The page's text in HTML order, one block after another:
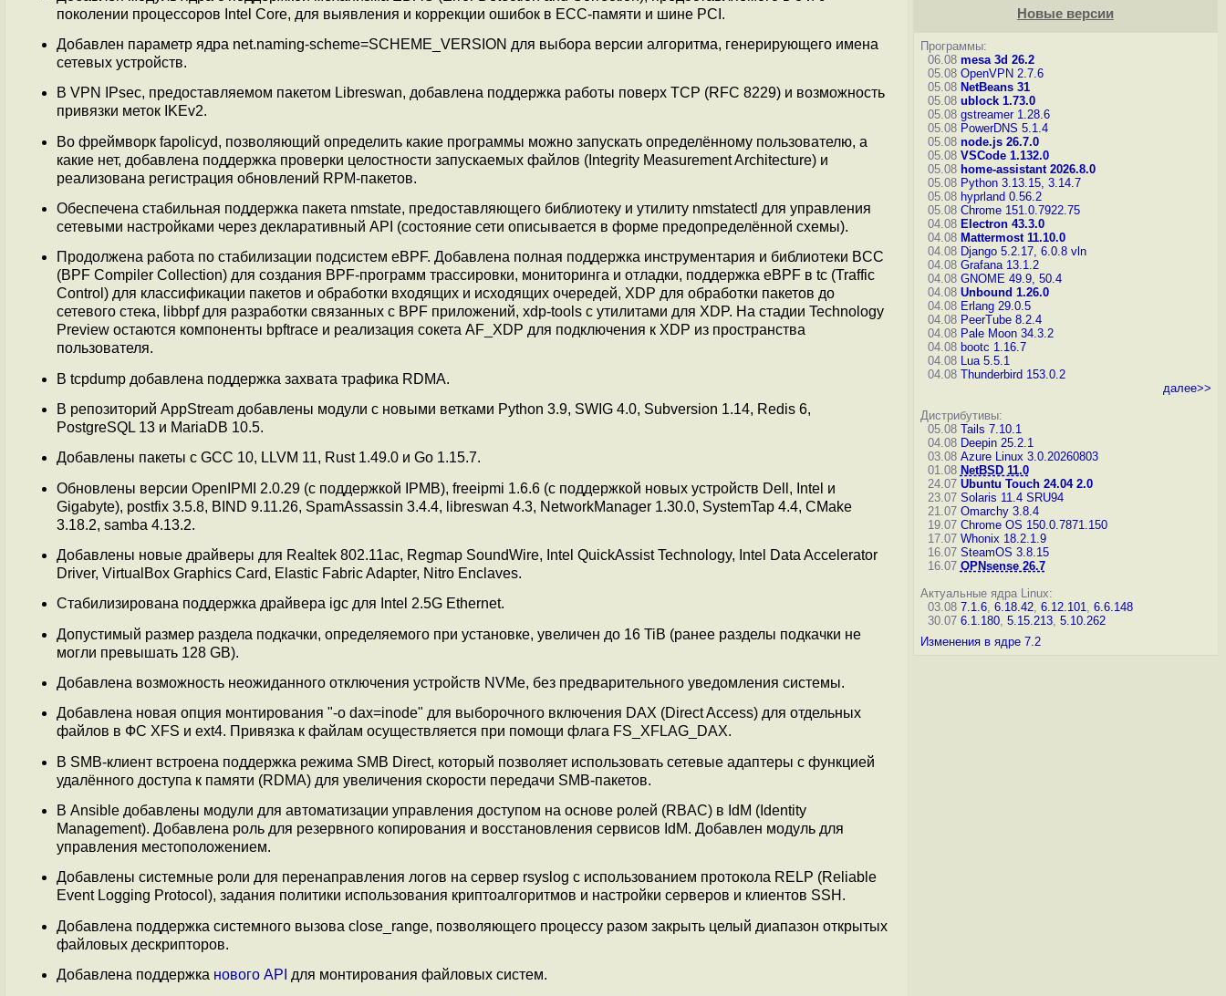
поколении процессоров Intel Core, для выявления и коррекции ошибок в ECC-памяти и шине PCI.
Добавлен параметр ядра net.naming-scheme=SCHEME_VERSION для выбора версии алгоритма, генерирующего имена
сетевых устройств.
В VPN IPsec, предоставляемом пакетом Libreswan, добавлена поддержка работы поверх TCP (RFC 8229) и возможность
привязки меток IKEv2.
Во фреймворк fapolicyd, позволяющий определить какие программы можно запускать определённому пользователю, а
какие нет, добавлена поддержка проверки целостности запускаемых файлов (Integrity Measurement Architecture) и
реализована регистрация обновлений RPM-пакетов.
Обеспечена стабильная поддержка пакета nmstate, предоставляющего библиотеку и утилиту nmstatectl для управления
сетевыми настройками через декларативный API (состояние сети описывается в форме предопределённой схемы).
Продолжена работа по стабилизации подсистем eBPF. Добавлена полная поддержка инструментария и библиотеки BCC
(BPF Compiler Collection) для создания BPF-программ трассировки, мониторинга и отладки, поддержка eBPF в tc (Traffic
Control) для классификации пакетов и обработки входящих и исходящих очередей, XDP для обработки пакетов до
сетевого стека, libbpf для разработки связанных с BPF приложений, xdp-tools с утилитами для XDP. На стадии Technology
Preview остаются компоненты bpftrace и реализация сокета AF_XDP для подключения к XDP из пространства
пользователя.
В tcpdump добавлена поддержка захвата трафика RDMA.
В репозиторий AppStream добавлены модули с новыми ветками Python 3.9, SWIG 4.0, Subversion 1.14, Redis 6,
PostgreSQL 13 и MariaDB 10.5.
Добавлены пакеты с GCC 10, LLVM 11, Rust 1.49.0 и Go 1.15.7.
Обновлены версии OpenIPMI 2.0.29 (с поддержкой IPMB), freeipmi 1.6.6 (с поддержкой новых устройств Dell, Intel и
Gigabyte), postfix 3.5.8, BIND 9.11.26, SpamAssassin 3.4.4, libreswan 4.3, NetworkManager 1.30.0, SystemTap 4.4, CMake
3.18.2, samba 4.13.2.
Добавлены новые драйверы для Realtek 802.11ac, Regmap SoundWire, Intel QuickAssist Technology, Intel Data Accelerator
Driver, VirtualBox Graphics Card, Elastic Fabric Adapter, Nitro Enclaves.
Стабилизирована поддержка драйвера igc для Intel 2.5G Ethernet.
Допустимый размер раздела подкачки, определяемого при установке, увеличен до 16 TiB (ранее разделы подкачки не
могли превышать 128 GB).
Добавлена возможность неожиданного отключения устройств NVMe, без предварительного уведомления системы.
Добавлена новая опция монтирования "-o dax=inode" для выборочного включения DAX (Direct Access) для отдельных
файлов в ФС XFS и ext4. Привязка к файлам осуществляется при помощи флага FS_XFLAG_DAX.
В SMB-клиент встроена поддержка режима SMB Direct, который позволяет использовать сетевые адаптеры с функцией
удалённого доступа к памяти (RDMA) для увеличения скорости передачи SMB-пакетов.
В Ansible добавлены модули для автоматизации управления доступом на основе ролей (RBAC) в IdM (Identity
Management). Добавлена роль для резервного копирования и восстановления сервисов IdM. Добавлен модуль для
управления местоположением.
Добавлены системные роли для перенаправления логов на сервер rsyslog с использованием протокола RELP (Reliable
Event Logging Protocol), задания политики использования криптоалгоритмов и настройки серверов и клиентов SSH.
Добавлена поддержка системного вызова close_range, позволяющего процессу разом закрыть целый диапазон открытых
файловых дескрипторов.
Добавлена поддержка нового API для монтирования файловых систем.
Новые версии
Программы:
06.08 mesa 3d 26.2
05.08 OpenVPN 2.7.6
05.08 NetBeans 31
05.08 ublock 1.73.0
05.08 gstreamer 1.28.6
05.08 PowerDNS 5.1.4
05.08 node.js 26.7.0
05.08 VSCode 1.132.0
05.08 home-assistant 2026.8.0
05.08 Python 3.13.15, 3.14.7
05.08 hyprland 0.56.2
05.08 Chrome 151.0.7922.75
04.08 Electron 43.3.0
04.08 Mattermost 11.10.0
04.08 Django 5.2.17, 6.0.8 vln
04.08 Grafana 13.1.2
04.08 GNOME 49.9, 50.4
04.08 Unbound 1.26.0
04.08 Erlang 29.0.5
04.08 PeerTube 8.2.4
04.08 Pale Moon 34.3.2
04.08 bootc 1.16.7
04.08 Lua 5.5.1
04.08 Thunderbird 153.0.2
далее>>
Дистрибутивы:
05.08 Tails 7.10.1
04.08 Deepin 25.2.1
03.08 Azure Linux 3.0.20260803
01.08 NetBSD 11.0
24.07 Ubuntu Touch 24.04 2.0
23.07 Solaris 11.4 SRU94
21.07 Omarchy 3.8.4
19.07 Chrome OS 150.0.7871.150
17.07 Whonix 18.2.1.9
16.07 SteamOS 3.8.15
16.07 OPNsense 26.7
Актуальные ядра Linux:
03.08 7.1.6, 6.18.42, 6.12.101, 6.6.148
30.07 6.1.180, 5.15.213, 5.10.262
Изменения в ядре 7.2